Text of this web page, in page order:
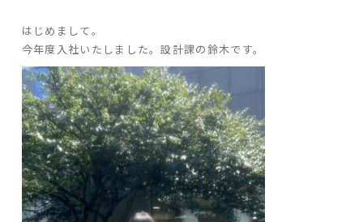
CONTENTS
ARS HOMEとは
- ARS WAY
コラム
インタビュー
土地情報
お知らせ
ブログ
はじめまして。
今年度入社いたしました。設計課の鈴木です。